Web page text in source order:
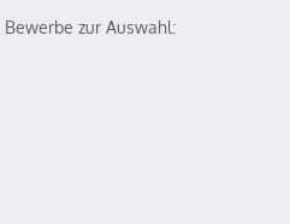
zur Auswahl: